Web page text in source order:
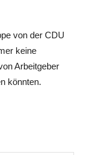
von der CDU
keine
Arbeitgeber
könnten.